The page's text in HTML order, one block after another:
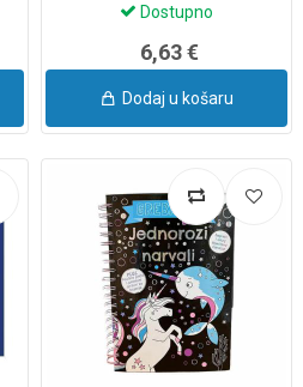
Dostupno
6,63 €
Dodaj u košaru